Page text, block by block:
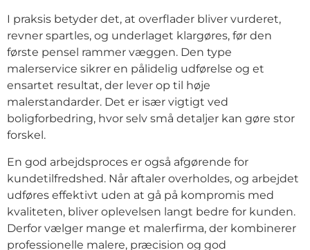
I praksis betyder det, at overflader bliver vurderet,
revner spartles, og underlaget klargøres, før den
første pensel rammer væggen. Den type
malerservice sikrer en pålidelig udførelse og et
ensartet resultat, der lever op til høje
malerstandarder. Det er især vigtigt ved
boligforbedring, hvor selv små detaljer kan gøre stor
forskel.
En god arbejdsproces er også afgørende for
kundetilfredshed. Når aftaler overholdes, og arbejdet
udføres effektivt uden at gå på kompromis med
kvaliteten, bliver oplevelsen langt bedre for kunden.
Derfor vælger mange et malerfirma, der kombinerer
professionelle malere, præcision og god